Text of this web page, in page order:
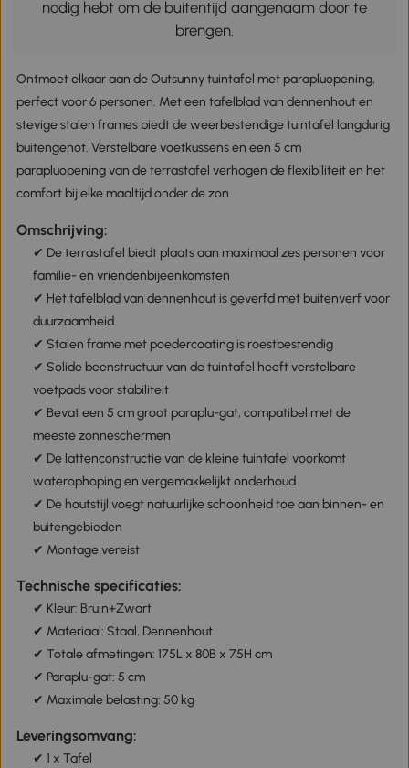
nodig hebt om de buitentijd aangenaam door te
brengen.
Ontmoet elkaar aan de Outsunny tuintafel met parapluopening,
perfect voor 6 personen. Met een tafelblad van dennenhout en
stevige stalen frames biedt de weerbestendige tuintafel langdurig
buitengenot. Verstelbare voetkussens en een 5 cm
parapluopening van de terrastafel verhogen de flexibiliteit en het
comfort bij elke maaltijd onder de zon.
Omschrijving:
✔ De terrastafel biedt plaats aan maximaal zes personen voor
familie- en vriendenbijeenkomsten
✔ Het tafelblad van dennenhout is geverfd met buitenverf voor
duurzaamheid
✔ Stalen frame met poedercoating is roestbestendig
✔ Solide beenstructuur van de tuintafel heeft verstelbare
voetpads voor stabiliteit
✔ Bevat een 5 cm groot paraplu-gat, compatibel met de
meeste zonneschermen
✔ De lattenconstructie van de kleine tuintafel voorkomt
waterophoping en vergemakkelijkt onderhoud
✔ De houtstijl voegt natuurlijke schoonheid toe aan binnen- en
buitengebieden
✔ Montage vereist
Technische specificaties:
✔ Kleur: Bruin+Zwart
✔ Materiaal: Staal, Dennenhout
✔ Totale afmetingen: 175L x 80B x 75H cm
✔ Paraplu-gat: 5 cm
✔ Maximale belasting: 50 kg
Leveringsomvang:
✔ 1 x Tafel